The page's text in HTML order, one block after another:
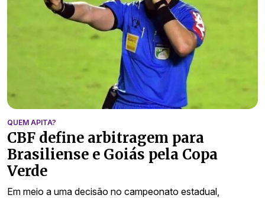
QUEM APITA?
CBF define arbitragem para
Brasiliense e Goiás pela Copa
Verde
Em meio a uma decisão no campeonato estadual,